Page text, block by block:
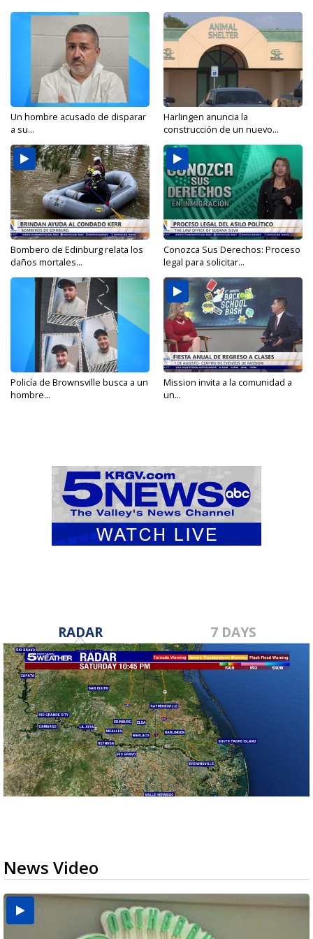
Un hombre acusado de disparar
a su...
Harlingen anuncia la
construcción de un nuevo...
Bombero de Edinburg relata los
daños mortales...
Conozca Sus Derechos: Proceso
legal para solicitar...
Policía de Brownsville busca a un
hombre...
Mission invita a la comunidad a
un...
RADAR 7 DAYS
News Video